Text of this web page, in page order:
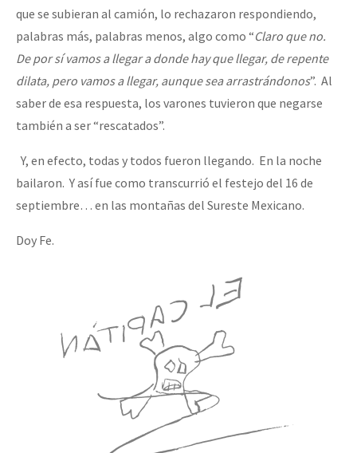
que se subieran al camión, lo rechazaron respondiendo,
palabras más, palabras menos, algo como “Claro que no.
De por sí vamos a llegar a donde hay que llegar, de repente
dilata, pero vamos a llegar, aunque sea arrastrándonos”. Al
saber de esa respuesta, los varones tuvieron que negarse
también a ser “rescatados”.
Y, en efecto, todas y todos fueron llegando. En la noche
bailaron. Y así fue como transcurrió el festejo del 16 de
septiembre… en las montañas del Sureste Mexicano.
Doy Fe.